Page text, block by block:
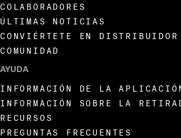
COLABORADORES
ÚLTIMAS NOTICIAS
CONVIÉRTETE EN DISTRIBUIDOR
COMUNIDAD
AYUDA
INFORMACIÓN DE LA
INFORMACIÓN SOBRE LA
RECURSOS
PREGUNTAS FRECUENTES